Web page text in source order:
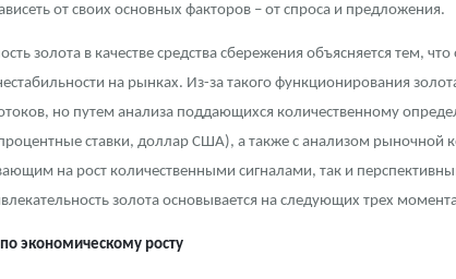
монет
металлов
от своих основных факторов – от спроса и предложения.
золота в качестве средства сбережения объясняется тем,
на рынках. Из-за такого функционирования
но путем анализа поддающихся количественному
ставки, доллар США), а также с анализом рыночной
на рост количественными сигналами, так и
золота основывается на следующих трех
экономическому росту